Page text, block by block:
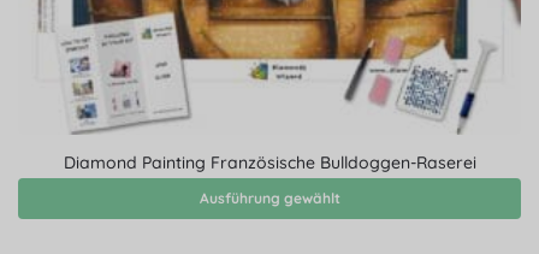
Diamond Painting Französische Bulldoggen-Raserei
Ausführung gewählt